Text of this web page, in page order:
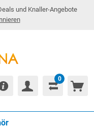
und Knaller-Angebote
0